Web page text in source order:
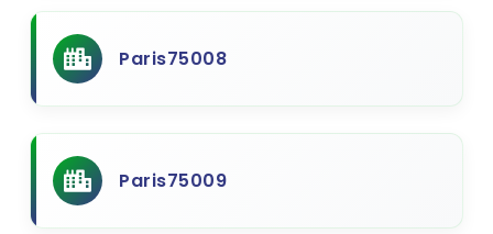
Paris75008
Paris75009